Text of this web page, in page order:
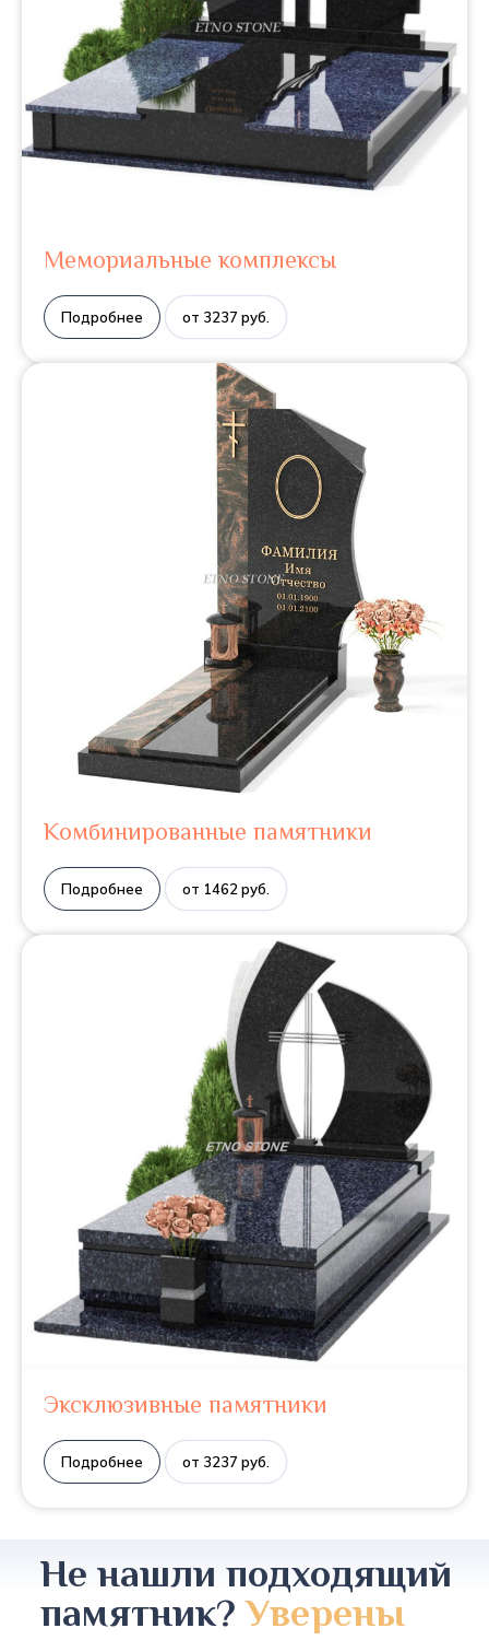
Мемориальные комплексы
Подробнее от 3237 руб.
Комбинированные памятники
Подробнее от 1462 руб.
Эксклюзивные памятники
Подробнее от 3237 руб.
Не нашли подходящий
памятник?Уверены